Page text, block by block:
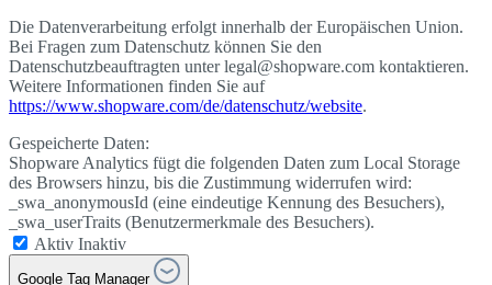
Die Datenverarbeitung erfolgt innerhalb der Europäischen Union.
Bei Fragen zum Datenschutz können Sie den
Datenschutzbeauftragten unter legal@shopware.com kontaktieren.
Weitere Informationen finden Sie auf
https://www.shopware.com/de/datenschutz/website.
Gespeicherte Daten:
Shopware Analytics fügt die folgenden Daten zum Local Storage
des Browsers hinzu, bis die Zustimmung widerrufen wird:
_swa_anonymousId (eine eindeutige Kennung des Besuchers),
_swa_userTraits (Benutzermerkmale des Besuchers).
Aktiv Inaktiv
Google Tag Manager